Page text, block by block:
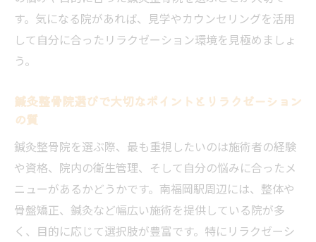
す。気になる院があれば、見学やカウンセリングを活用
して自分に合ったリラクゼーション環境を見極めましょ
う。
鍼灸整骨院選びで大切なポイントとリラクゼーション
の質
鍼灸整骨院を選ぶ際、最も重視したいのは施術者の経験
や資格、院内の衛生管理、そして自分の悩みに合ったメ
ニューがあるかどうかです。南福岡駅周辺には、整体や
骨盤矯正、鍼灸など幅広い施術を提供している院が多
く、目的に応じて選択肢が豊富です。特にリラクゼーシ